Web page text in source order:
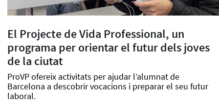
El Projecte de Vida Professional, un
programa per orientar el futur dels joves
de la ciutat
ProVP ofereix activitats per ajudar l’alumnat de
Barcelona a descobrir vocacions i preparar el seu futur
laboral.